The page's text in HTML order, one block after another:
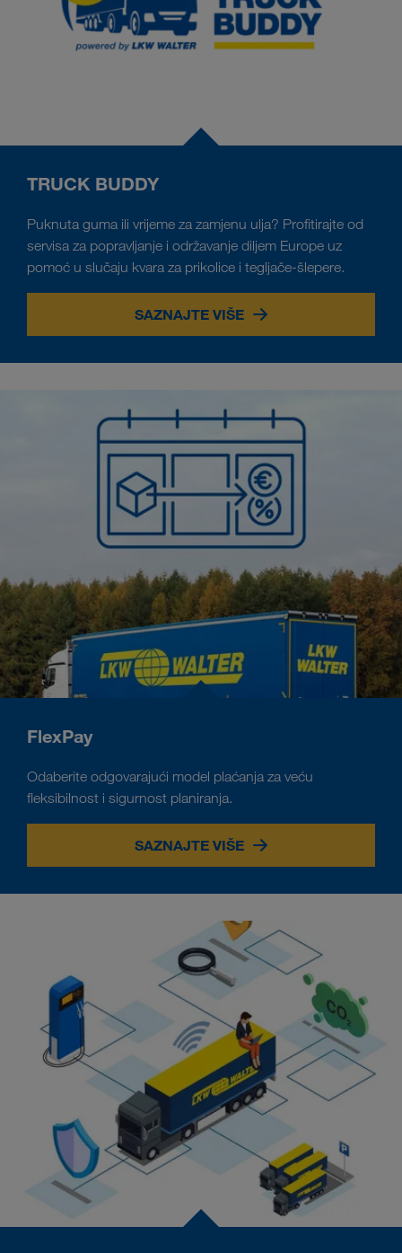
TRUCK BUDDY
Puknuta guma ili vrijeme za zamjenu ulja? Profitirajte od
servisa za popravljanje i održavanje diljem Europe uz
pomoć u slučaju kvara za prikolice i tegljače-šlepere.
SAZNAJTE VIŠE
FlexPay
Odaberite odgovarajući model plaćanja za veću
fleksibilnost i sigurnost planiranja.
SAZNAJTE VIŠE